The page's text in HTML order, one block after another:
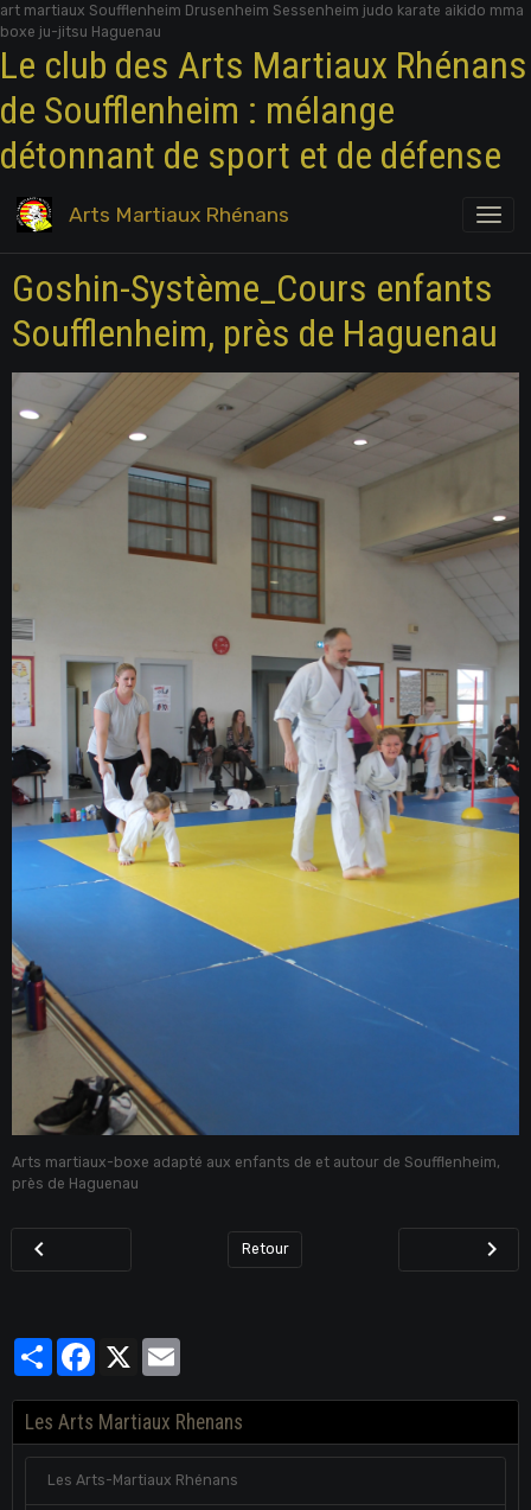
art martiaux Soufflenheim Drusenheim Sessenheim judo karate aikido mma
boxe ju-jitsu Haguenau
Le club des Arts Martiaux Rhénans
de Soufflenheim : mélange
détonnant de sport et de défense
Arts Martiaux Rhénans
Goshin-Système_Cours enfants
Soufflenheim, près de Haguenau
Arts martiaux-boxe adapté aux enfants de et autour de Soufflenheim,
près de Haguenau
Retour
PartagerFacebook
X
Les Arts Martiaux Rhenans
Les Arts-Martiaux Rhénans